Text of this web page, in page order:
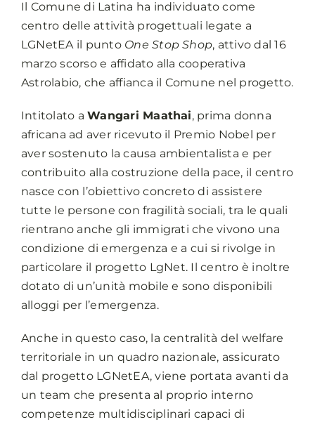
Il Comune di Latina ha individuato come
centro delle attività progettuali legate a
LGNetEA il punto One Stop Shop, attivo dal 16
marzo scorso e affidato alla cooperativa
Astrolabio, che affianca il Comune nel progetto.
Intitolato aWangari Maathai, prima donna
africana ad aver ricevuto il Premio Nobel per
aver sostenuto la causa ambientalista e per
contribuito alla costruzione della pace, il centro
nasce con l’obiettivo concreto di assistere
tutte le persone con fragilità sociali, tra le quali
rientrano anche gli immigrati che vivono una
condizione di emergenza e a cui si rivolge in
particolare il progetto LgNet. Il centro è inoltre
dotato di un’unità mobile e sono disponibili
alloggi per l’emergenza.
Anche in questo caso, la centralità del welfare
territoriale in un quadro nazionale, assicurato
dal progetto LGNetEA, viene portata avanti da
un team che presenta al proprio interno
competenze multidisciplinari capaci di